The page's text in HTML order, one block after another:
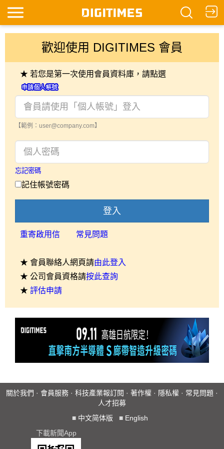
歡迎使用 DIGITIMES 會員
★ 若您是第一次使用會員資料庫，請點選
【範例：user@company.com】
忘記密碼
記住帳號密碼
登入
重寄啟用信 常見問題
★ 會員聯絡人網頁請由此登入
★ 公司會員資格請按此查詢
★ 評估申請
關於我們 · 會員服務 · 科技產業報訂閱 · 著作權 · 隱私權 · 常見問題 ·
人才招募
■ 中文简体版 ■ English
下載新聞App